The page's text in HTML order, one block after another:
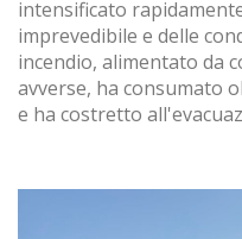
intensificato
imprevedibile e delle
incendio, alimentato da
avverse, ha consumato
e ha costretto